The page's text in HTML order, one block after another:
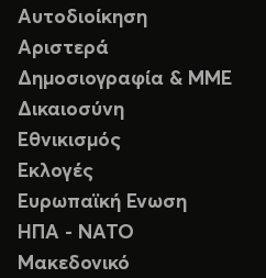
Αυτοδιοίκηση
Αριστερά
Δημοσιογραφία & ΜΜΕ
Δικαιοσύνη
Εθνικισμός
Εκλογές
Ευρωπαϊκή Ενωση
ΗΠΑ - ΝΑΤΟ
Μακεδονικό